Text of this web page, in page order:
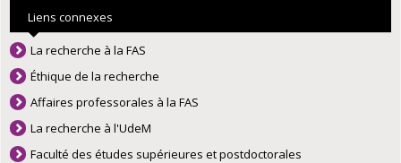
Liens connexes
La recherche à la FAS
Éthique de la recherche
Affaires professorales à la FAS
La recherche à l'UdeM
Faculté des études supérieures et postdoctorales